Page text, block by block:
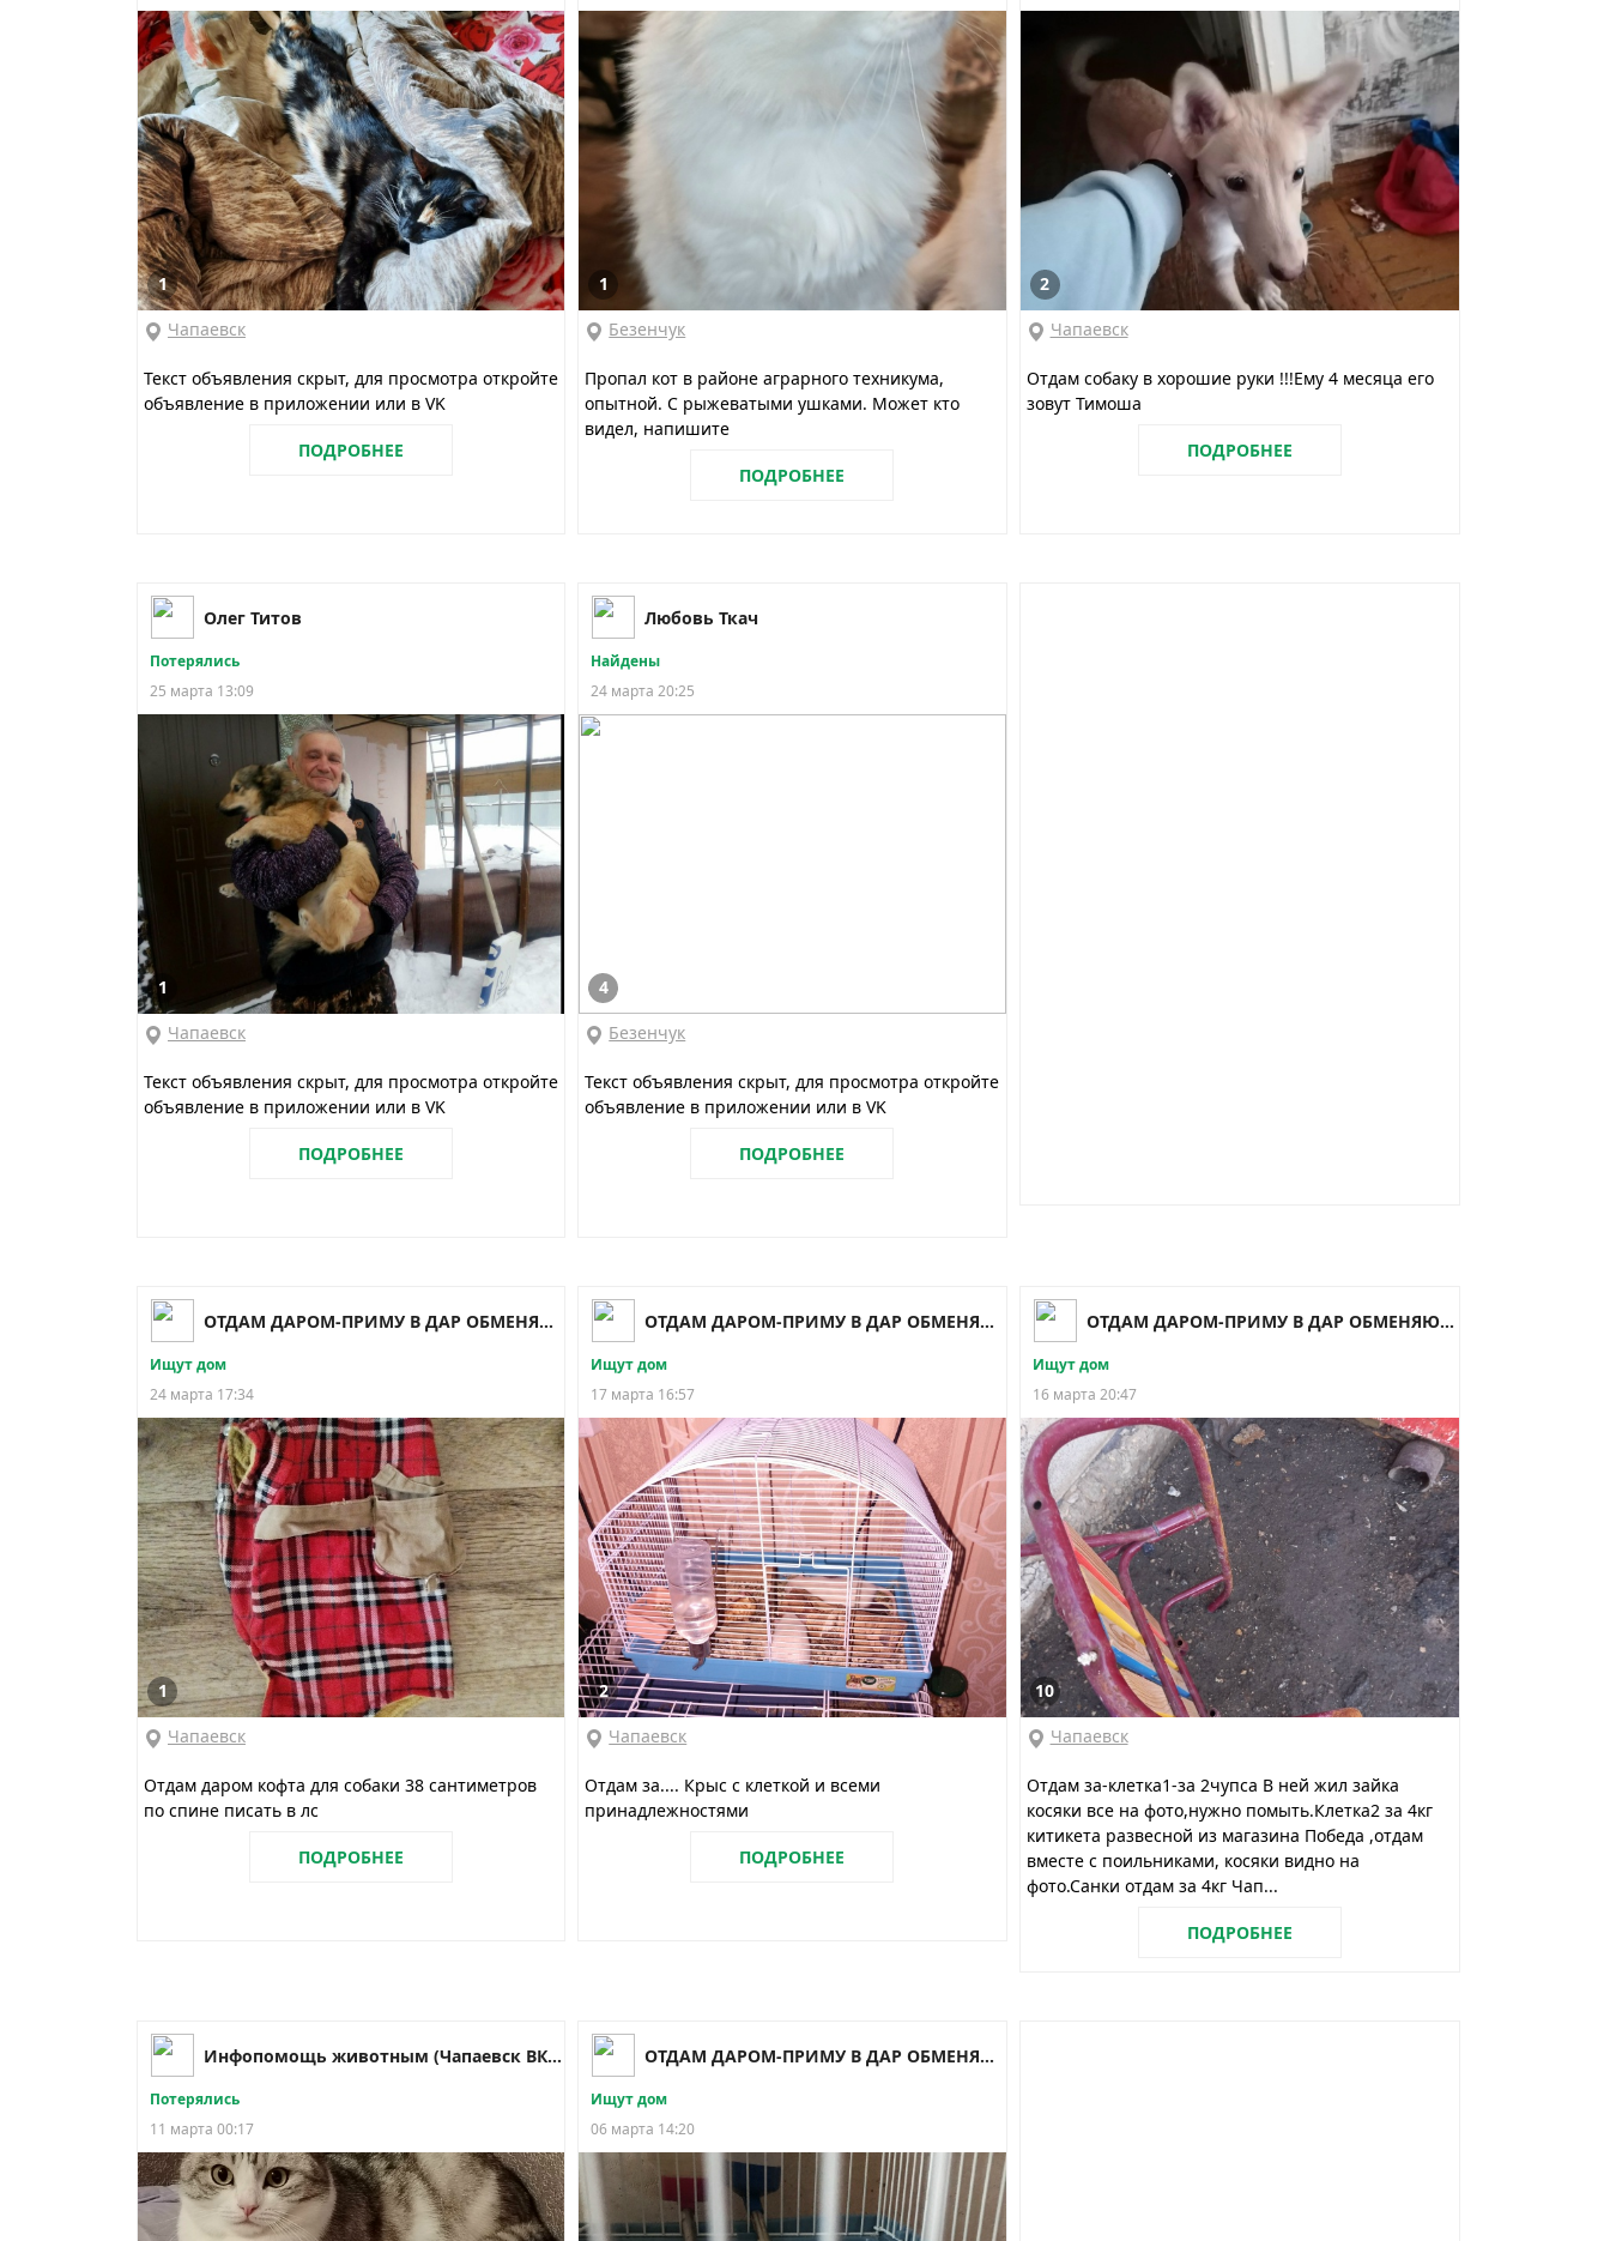
1
Чапаевск
Текст объявления скрыт, для просмотра откройте
объявление в приложении или в VK
ПОДРОБНЕЕ
1
Безенчук
Пропал кот в районе аграрного техникума,
опытной. С рыжеватыми ушками. Может кто
видел, напишите
ПОДРОБНЕЕ
2
Чапаевск
Отдам собаку в хорошие руки !!!Ему 4 месяца его
зовут Тимоша
ПОДРОБНЕЕ
Олег Титов
Потерялись
25 марта 13:09
1
Чапаевск
Текст объявления скрыт, для просмотра откройте
объявление в приложении или в VK
ПОДРОБНЕЕ
Любовь Ткач
Найдены
24 марта 20:25
4
Безенчук
Текст объявления скрыт, для просмотра откройте
объявление в приложении или в VK
ПОДРОБНЕЕ
ОТДАМ ДАРОМ-ПРИМУ В ДАР ОБМЕНЯЮСЬ Чапаевск
Ищут дом
24 марта 17:34
1
Чапаевск
Отдам даром кофта для собаки 38 сантиметров
по спине писать в лс
ПОДРОБНЕЕ
ОТДАМ ДАРОМ-ПРИМУ В ДАР ОБМЕНЯЮСЬ Чапаевск
Ищут дом
17 марта 16:57
2
Чапаевск
Отдам за.... Крыс с клеткой и всеми
принадлежностями
ПОДРОБНЕЕ
ОТДАМ ДАРОМ-ПРИМУ В ДАР ОБМЕНЯЮСЬ Чапаевск
Ищут дом
16 марта 20:47
10
Чапаевск
Отдам за-клетка1-за 2чупса В ней жил зайка
косяки все на фото,нужно помыть.Клетка2 за 4кг
китикета развесной из магазина Победа ,отдам
вместе с поильниками, косяки видно на
фото.Санки отдам за 4кг Чап...
ПОДРОБНЕЕ
Инфопомощь животным (Чапаевск ВКурсе)
Потерялись
11 марта 00:17
ОТДАМ ДАРОМ-ПРИМУ В ДАР ОБМЕНЯЮСЬ Чапаевск
Ищут дом
06 марта 14:20